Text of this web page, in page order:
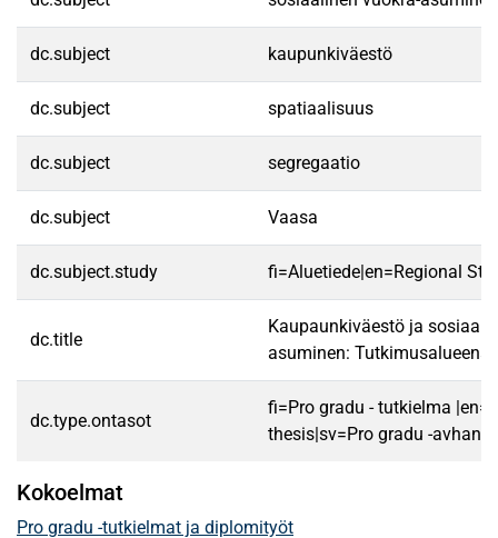
dc.subject kaupunkiväestö
dc.subject spatiaalisuus
dc.subject segregaatio
dc.subject Vaasa
dc.subject.study fi=Aluetiede|en=Regional
dc.title
Kaupaunkiväestö ja
asuminen: Tutkimusalueena
dc.type.ontasot
fi=Pro gradu - tutkielma
thesis|sv=Pro gradu -
Kokoelmat
Pro gradu -tutkielmat ja diplomityöt